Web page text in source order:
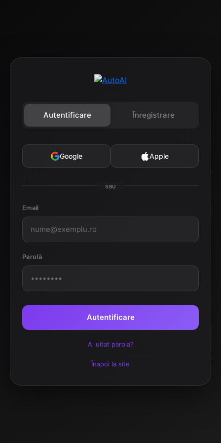
Autentificare Înregistrare
Google Apple
sau
Email
Parolă
Autentificare
Ai uitat parola?
Înapoi la site